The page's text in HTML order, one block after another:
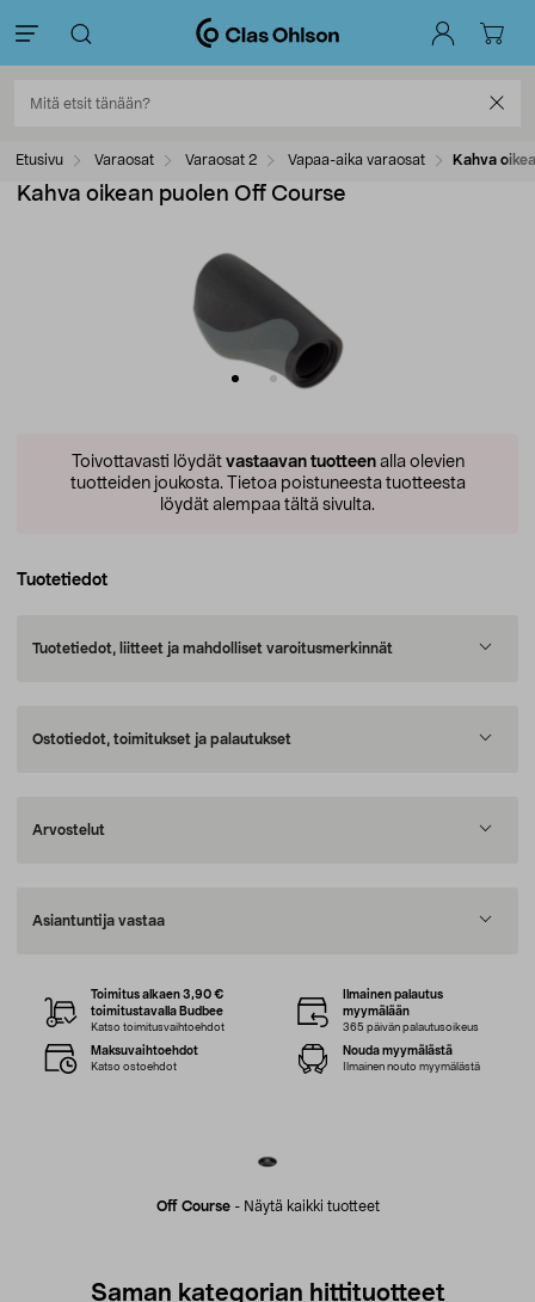
Etusivu Varaosat Varaosat 2 Vapaa-aika varaosat Kahva
Kahva oikean puolen Off Course
Toivottavasti löydät vastaavan tuotteenalla olevien
tuotteiden joukosta. Tietoa poistuneesta tuotteesta
löydät alempaa tältä sivulta.
Tuotetiedot
Tuotetiedot, liitteet ja mahdolliset varoitusmerkinnät
Ostotiedot, toimitukset ja palautukset
Arvostelut
Asiantuntija vastaa
Off Course- Näytä kaikki tuotteet
Toimitus alkaen 3,90 €
toimitustavalla Budbee
Katso toimitusvaihtoehdot
Ilmainen palautus
myymälään
365 päivän palautusoikeus
Maksuvaihtoehdot
Katso ostoehdot
Nouda myymälästä
Ilmainen nouto myymälästä
Saman kategorian hittituotteet